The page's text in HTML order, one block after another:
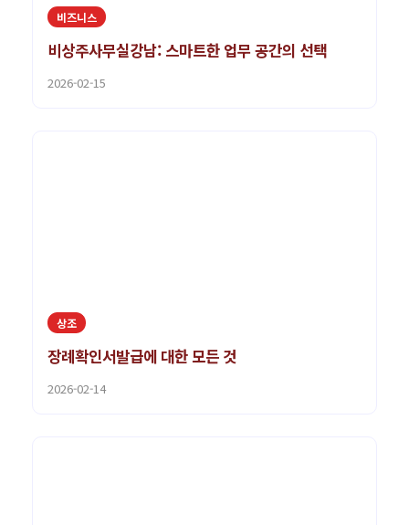
비즈니스
비상주사무실강남: 스마트한 업무 공간의 선택
2026-02-15
상조
장례확인서발급에 대한 모든 것
2026-02-14